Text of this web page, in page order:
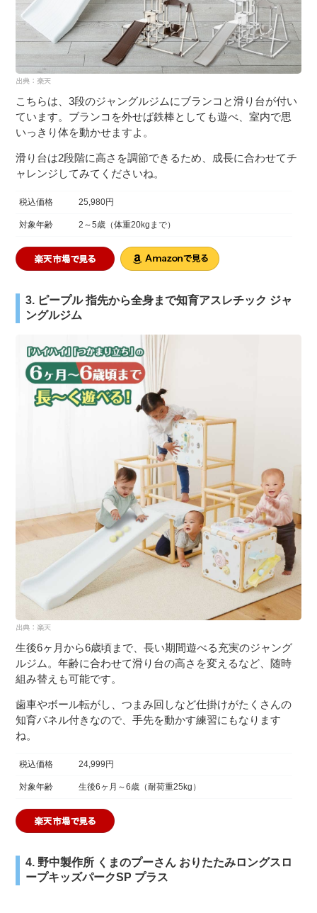
こちらは、3段のジャングルジムにブランコと滑り台が付い
ています。ブランコを外せば鉄棒としても遊べ、室内で思
いっきり体を動かせますよ。
滑り台は2段階に高さを調節できるため、成長に合わせてチ
ャレンジしてみてくださいね。
税込価格 25,980円
対象年齢 2～5歳（体重20kgまで）
3. ピープル 指先から全身まで知育アスレチック ジャ
ングルジム
生後6ヶ月から6歳頃まで、長い期間遊べる充実のジャング
ルジム。年齢に合わせて滑り台の高さを変えるなど、随時
組み替えも可能です。
歯車やボール転がし、つまみ回しなど仕掛けがたくさんの
知育パネル付きなので、手先を動かす練習にもなります
ね。
税込価格 24,999円
対象年齢 生後6ヶ月～6歳（耐荷重25kg）
4. 野中製作所 くまのプーさん おりたたみロングスロ
ープキッズパークSP プラス